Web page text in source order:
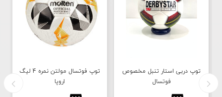
توپ دربی استار تنبل مخصوص
فوتسال
توپ فوتسال مولتن نمره 4 لیگ
اروپا